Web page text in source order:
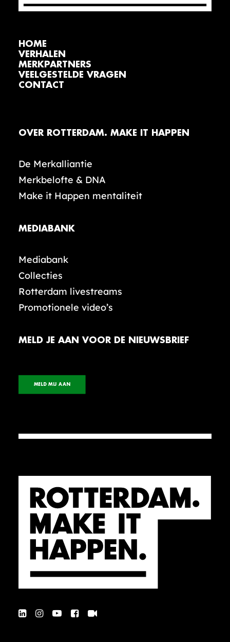
HOME
VERHALEN
MERKPARTNERS
VEELGESTELDE VRAGEN
CONTACT
OVER ROTTERDAM. MAKE IT HAPPEN
De Merkalliantie
Merkbelofte & DNA
Make it Happen mentaliteit
MEDIABANK
Mediabank
Collecties
Rotterdam livestreams
Promotionele video’s
MELD JE AAN VOOR DE NIEUWSBRIEF
MELD MIJ AAN